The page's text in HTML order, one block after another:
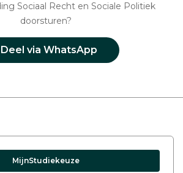
Sociaal Recht en Sociale Politiek
doorsturen?
Deel via WhatsApp
MijnStudiekeuze